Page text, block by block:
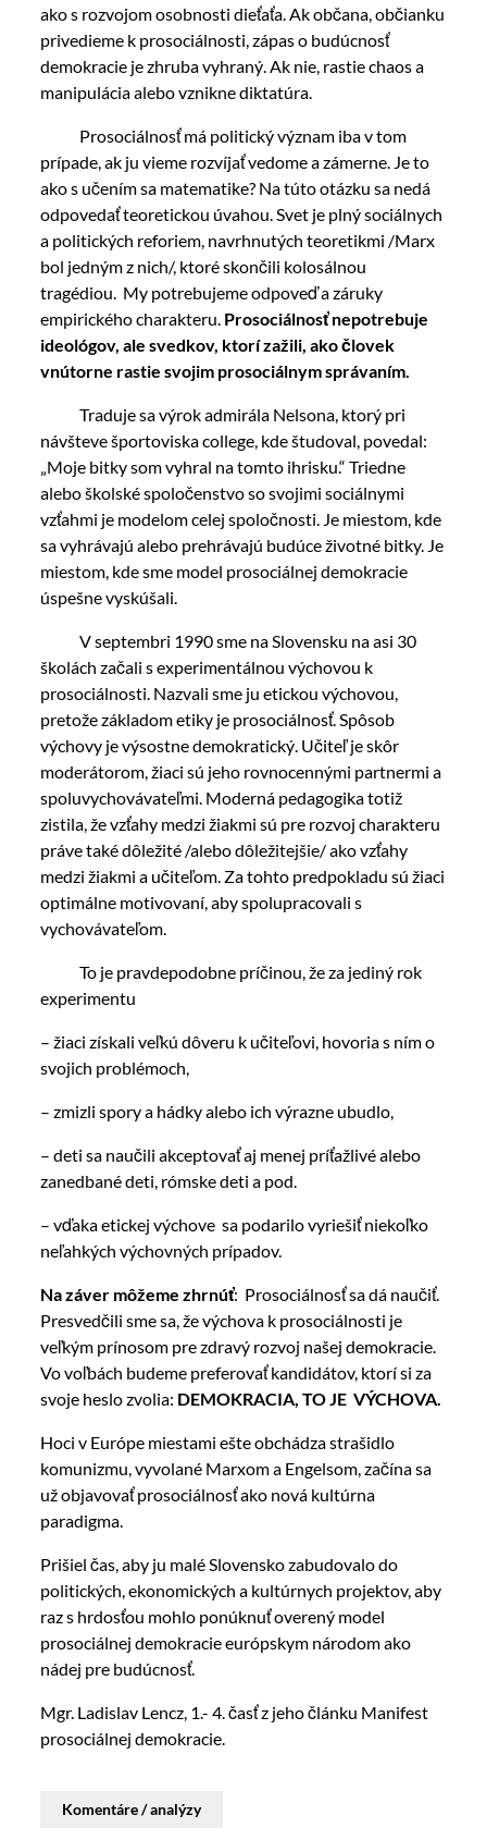
ako s rozvojom osobnosti dieťaťa. Ak občana, občianku
privedieme k prosociálnosti, zápas o budúcnosť
demokracie je zhruba vyhraný. Ak nie, rastie chaos a
manipulácia alebo vznikne diktatúra.
Prosociálnosť má politický význam iba v tom
prípade, ak ju vieme rozvíjať vedome a zámerne. Je to
ako s učením sa matematike? Na túto otázku sa nedá
odpovedať teoretickou úvahou. Svet je plný sociálnych
a politických reforiem, navrhnutých teoretikmi /Marx
bol jedným z nich/, ktoré skončili kolosálnou
tragédiou. My potrebujeme odpoveď a záruky
empirického charakteru. Prosociálnosť nepotrebuje
ideológov, ale svedkov, ktorí zažili, ako človek
vnútorne rastie svojim prosociálnym správaním.
Traduje sa výrok admirála Nelsona, ktorý pri
návšteve športoviska college, kde študoval, povedal:
„Moje bitky som vyhral na tomto ihrisku.“ Triedne
alebo školské spoločenstvo so svojimi sociálnymi
vzťahmi je modelom celej spoločnosti. Je miestom, kde
sa vyhrávajú alebo prehrávajú budúce životné bitky. Je
miestom, kde sme model prosociálnej demokracie
úspešne vyskúšali.
V septembri 1990 sme na Slovensku na asi 30
školách začali s experimentálnou výchovou k
prosociálnosti. Nazvali sme ju etickou výchovou,
pretože základom etiky je prosociálnosť. Spôsob
výchovy je výsostne demokratický. Učiteľ je skôr
moderátorom, žiaci sú jeho rovnocennými partnermi a
spoluvychovávateľmi. Moderná pedagogika totiž
zistila, že vzťahy medzi žiakmi sú pre rozvoj charakteru
práve také dôležité /alebo dôležitejšie/ ako vzťahy
medzi žiakmi a učiteľom. Za tohto predpokladu sú žiaci
optimálne motivovaní, aby spolupracovali s
vychovávateľom.
To je pravdepodobne príčinou, že za jediný rok
experimentu
– žiaci získali veľkú dôveru k učiteľovi, hovoria s ním o
svojich problémoch,
– zmizli spory a hádky alebo ich výrazne ubudlo,
– deti sa naučili akceptovať aj menej príťažlivé alebo
zanedbané deti, rómske deti a pod.
– vďaka etickej výchove sa podarilo vyriešiť niekoľko
neľahkých výchovných prípadov.
Na záver môžeme zhrnúť: Prosociálnosť sa dá naučiť.
Presvedčili sme sa, že výchova k prosociálnosti je
veľkým prínosom pre zdravý rozvoj našej demokracie.
Vo voľbách budeme preferovať kandidátov, ktorí si za
svoje heslo zvolia: DEMOKRACIA, TO JE VÝCHOVA.
Hoci v Európe miestami ešte obchádza strašidlo
komunizmu, vyvolané Marxom a Engelsom, začína sa
už objavovať prosociálnosť ako nová kultúrna
paradigma.
Prišiel čas, aby ju malé Slovensko zabudovalo do
politických, ekonomických a kultúrnych projektov, aby
raz s hrdosťou mohlo ponúknuť overený model
prosociálnej demokracie európskym národom ako
nádej pre budúcnosť.
Mgr. Ladislav Lencz, 1.- 4. časť z jeho článku Manifest
prosociálnej demokracie.
Komentáre / analýzy